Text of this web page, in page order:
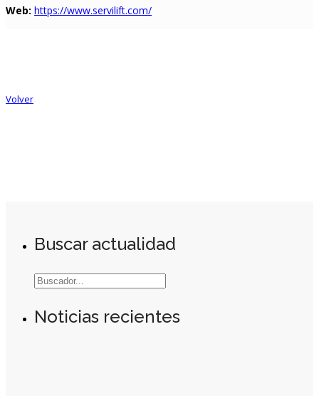
Web: https://www.servilift.com/
Volver
Buscar actualidad
Noticias recientes